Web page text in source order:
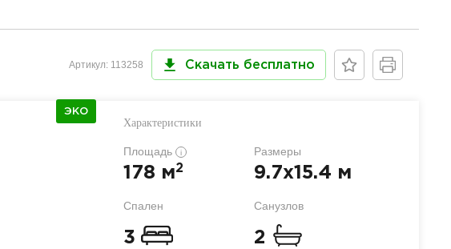
Артикул: 113258 Скачать бесплатно
ЭКО
Характеристики
Площадь i
178 м2
Размеры
9.7x15.4 м
Спален
3
Санузлов
2